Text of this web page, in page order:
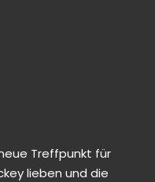
Treffpunkt für
lieben und die